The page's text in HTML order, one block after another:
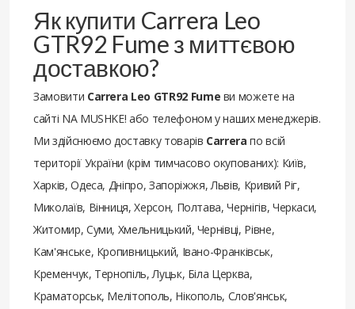
Як купити Carrera Leo
GTR92 Fume з миттєвою
доставкою?
Замовити Carrera Leo GTR92 Fume ви можете на
сайті NA MUSHKE! або телефоном у наших менеджерів.
Ми здійснюємо доставку товарів Carrera по всій
території України (крім тимчасово окупованих): Київ,
Харків, Одеса, Дніпро, Запоріжжя, Львів, Кривий Ріг,
Миколаїв, Вінниця, Херсон, Полтава, Чернігів, Черкаси,
Житомир, Суми, Хмельницький, Чернівці, Рівне,
Кам'янське, Кропивницький, Івано-Франківськ,
Кременчук, Тернопіль, Луцьк, Біла Церква,
Краматорськ, Мелітополь, Нікополь, Слов'янськ,